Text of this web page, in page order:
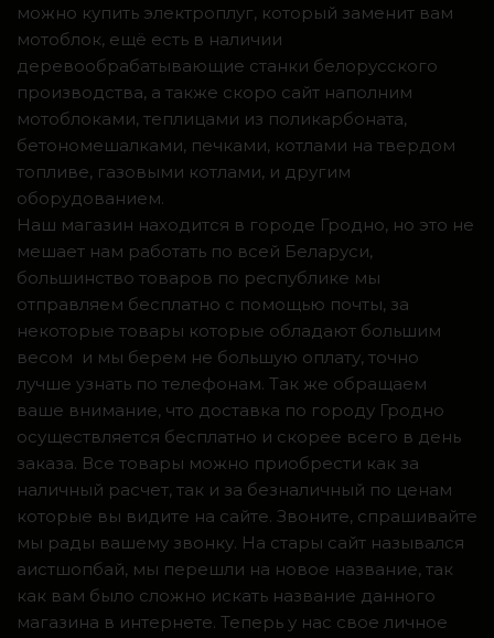
можно купить электроплуг, который заменит вам
мотоблок, ещё есть в наличии
деревообрабатывающие станки белорусского
производства, а также скоро сайт наполним
мотоблоками, теплицами из поликарбоната,
бетономешалками, печками, котлами на твердом
топливе, газовыми котлами, и другим
оборудованием.
Наш магазин находится в городе Гродно, но это не
мешает нам работать по всей Беларуси,
большинство товаров по республике мы
отправляем бесплатно с помощью почты, за
некоторые товары которые обладают большим
весом и мы берем не большую оплату, точно
лучше узнать по телефонам. Так же обращаем
ваше внимание, что доставка по городу Гродно
осуществляется бесплатно и скорее всего в день
заказа. Все товары можно приобрести как за
наличный расчет, так и за безналичный по ценам
которые вы видите на сайте. Звоните, спрашивайте
мы рады вашему звонку. На стары сайт назывался
аистшопбай, мы перешли на новое название, так
как вам было сложно искать название данного
магазина в интернете. Теперь у нас свое личное